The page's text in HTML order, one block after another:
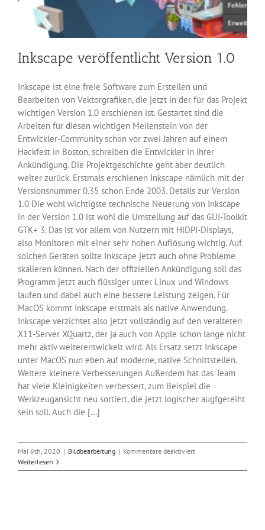
Inkscape veröffentlicht Version 1.0
Inkscape ist eine freie Software zum Erstellen und
Bearbeiten von Vektorgrafiken, die jetzt in der für das Projekt
wichtigen Version 1.0 erschienen ist. Gestartet sind die
Arbeiten für diesen wichtigen Meilenstein von der
Entwickler-Community schon vor zwei Jahren auf einem
Hackfest in Boston, schreiben die Entwickler in ihrer
Ankündigung. Die Projektgeschichte geht aber deutlich
weiter zurück. Erstmals erschienen Inkscape nämlich mit der
Versionsnummer 0.35 schon Ende 2003. Details zur Version
1.0 Die wohl wichtigste technische Neuerung von Inkscape
in der Version 1.0 ist wohl die Umstellung auf das GUI-Toolkit
GTK+ 3. Das ist vor allem von Nutzern mit HiDPI-Displays,
also Monitoren mit einer sehr hohen Auflösung wichtig. Auf
solchen Geräten sollte Inkscape jetzt auch ohne Probleme
skalieren können. Nach der offiziellen Ankündigung soll das
Programm jetzt auch flüssiger unter Linux und Windows
laufen und dabei auch eine bessere Leistung zeigen. Für
MacOS kommt Inkscape erstmals als native Anwendung.
Inkscape verzichtet also jetzt vollständig auf den veralteten
X11-Server XQuartz, der ja auch von Apple schon lange nicht
mehr aktiv weiterentwickelt wird. Als Ersatz setzt Inkscape
unter MacOS nun eben auf moderne, native Schnittstellen.
Weitere kleinere Verbesserungen Außerdem hat das Team
hat viele Kleinigkeiten verbessert, zum Beispiel die
Werkzeugansicht neu sortiert, die jetzt logischer augfgereiht
sein soll. Auch die [...]
Mai 6th, 2020 | Bildbearbeitung | Kommentare deaktiviertfür
veröffentlicht
Weiterlesen